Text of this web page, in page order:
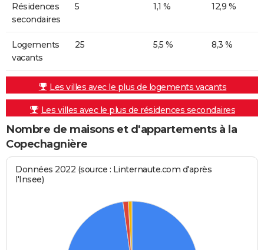
Résidences
secondaires
5 1,1 % 12,9 %
Logements
vacants
25 5,5 % 8,3 %
Les villes avec le plus de logements vacants
Les villes avec le plus de résidences secondaires
Nombre de maisons et d'appartements à la
Copechagnière
Données 2022 (source : Linternaute.com d'après
l'Insee)